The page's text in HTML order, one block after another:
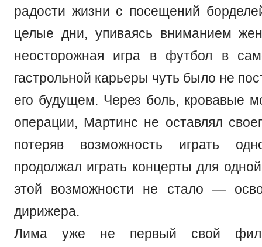
радости жизни с посещений
целые дни, упиваясь вниманием
неосторожная игра в футбол в
гастрольной карьеры чуть было не
его будущем. Через боль, кровавые
операции, Мартинс не оставлял
потеряв возможность играть
продолжал играть концерты для
этой возможности не стало —
дирижера.
Лима уже не первый свой